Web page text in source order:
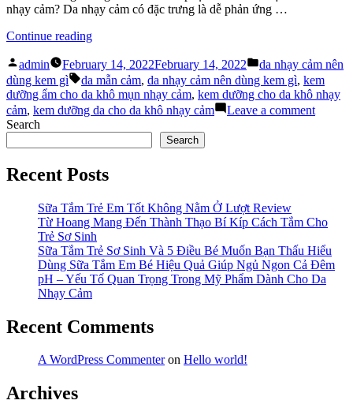
nhạy cảm? Da nhạy cảm có đặc trưng là dễ phản ứng …
Continue reading“Dưỡng
Nhạy
Cảm
Nên
Dùng
Kem
Gì?”
Posted
by
admin February 14, 2022February 14, 2022
Posted
in
da nhạy cảm nên
dùng kem gì
Tags:
da mẫn cảm, da nhạy cảm nên dùng kem gì, kem
dưỡng ẩm cho da khô mụn nhạy cảm, kem dưỡng cho da khô nhạy
cảm, kem dưỡng da cho da khô nhạy cảm Leave a commenton
Gì?
Search
Search
Recent Posts
Sữa Tắm Trẻ Em Tốt Không Nằm Ở Lượt Review
Từ Hoang Mang Đến Thành Thạo Bí Kíp Cách Tắm Cho
Trẻ Sơ Sinh
Sữa Tắm Trẻ Sơ Sinh Và 5 Điều Bé Muốn Bạn Thấu Hiểu
Dùng Sữa Tắm Em Bé Hiệu Quả Giúp Ngủ Ngon Cả Đêm
pH – Yếu Tố Quan Trọng Trong Mỹ Phẩm Dành Cho Da
Nhạy Cảm
Recent Comments
A WordPress Commenteron Hello world!
Archives